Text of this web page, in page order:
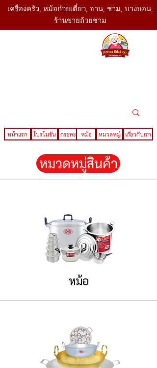
เครื่องครัว, หม้อก๋วยเตี๋ยว, จาน, ชาม, บางบอน,
ร้านขายถ้วยชาม
หน้าแรก โปรโมชั่น กระทะ หม้อ หมวดหมู่ เกี่ยวกับเรา
หมวดหมู่สินค้า
หม้อ